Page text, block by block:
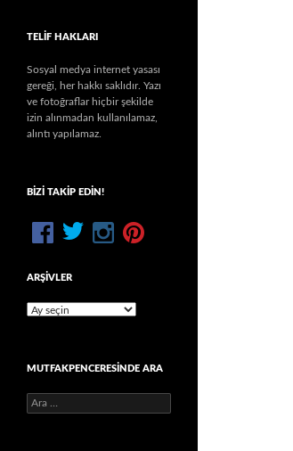
TELIF HAKLARI
Sosyal medya internet yasası
gereği, her hakkı saklıdır. Yazı
ve fotoğraflar hiçbir şekilde
izin alınmadan kullanılamaz,
alıntı yapılamaz.
BIZI TAKIP EDIN!
ARŞIVLER
Arşivler
MUTFAKPENCERESINDE ARA
Arama: